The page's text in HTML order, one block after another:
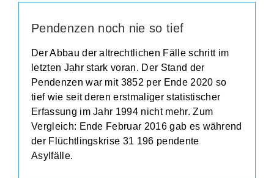
Pendenzen noch nie so tief
Der Abbau der altrechtlichen Fälle schritt im
letzten Jahr stark voran. Der Stand der
Pendenzen war mit 3852 per Ende 2020 so
tief wie seit deren erstmaliger statistischer
Erfassung im Jahr 1994 nicht mehr. Zum
Vergleich: Ende Februar 2016 gab es während
der Flüchtlingskrise 31 196 pendente
Asylfälle.